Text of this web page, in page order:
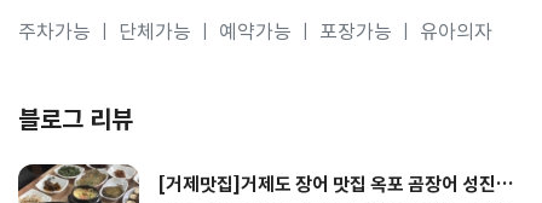
주차가능 ㅣ 단체가능 ㅣ 예약가능 ㅣ 포장가능 ㅣ 유아의자
블로그 리뷰
[거제맛집]거제도 장어 맛집 옥포 곰장어 성진장어구이 방문 후기